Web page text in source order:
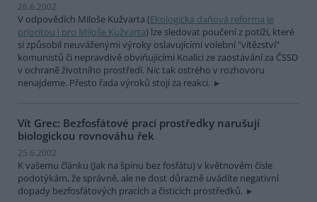
26.6.2002
V odpovědích Miloše Kužvarta (Ekologická daňová reforma je
prioritou i pro Miloše Kužvarta) lze sledovat poučení z potíží, které
si způsobil neuváženými výroky oslavujícími volební "vítězství"
komunistů či nepravdivě obviňujícími Koalici ze zaostávání za ČSSD
v ochraně životního prostředí. Nic tak ostrého v rozhovoru
nenajdeme. Přesto řada výroků stojí za reakci.
Vít Grec: Bezfosfátové prací prostředky narušují
biologickou rovnováhu řek
25.6.2002
K vašemu článku (Jak na špínu bez fosfátu) v květnovém čísle
podotýkám, že správně, ale ne dost důrazně uvádíte negativní
dopady bezfosfátových pracích a čisticích prostředků.